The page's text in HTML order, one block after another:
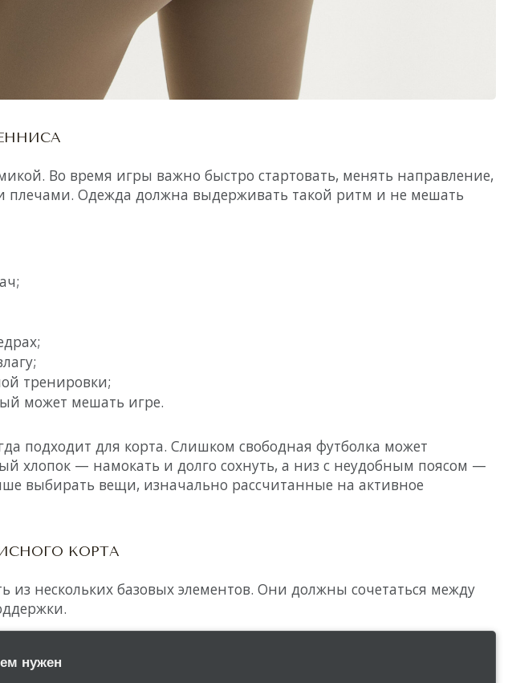
Во время игры важно быстро стартовать, менять направление,
плечами. Одежда должна выдерживать такой ритм и не мешать
тренировки;
может мешать игре.
подходит для корта. Слишком свободная футболка может
хлопок — намокать и долго сохнуть, а низ с неудобным поясом —
выбирать вещи, изначально рассчитанные на активное
КОРТА
из нескольких базовых элементов. Они должны сочетаться между
нужен